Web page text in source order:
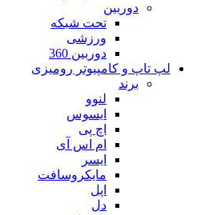
دوربین
تحت شبکه
ورزشی
دوربین 360
لپ تاپ و کامپیوتر رومیزی
برند
لنوو
ایسوس
اچ پی
ام اس آی
ایسر
مایکروسافت
اپل
دل